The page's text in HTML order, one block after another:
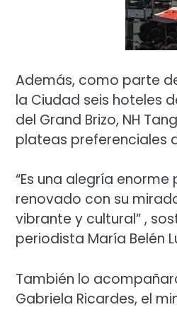
Además, como parte
la Ciudad seis hoteles
del Grand Brizo, NH
plateas preferenciales
“Es una alegría
renovado con su
vibrante y cultural” ,
periodista María Belén
También lo
Gabriela Ricardes, el